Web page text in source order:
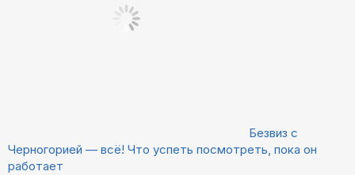
Безвиз с
Черногорией — всё! Что успеть посмотреть, пока он
работает